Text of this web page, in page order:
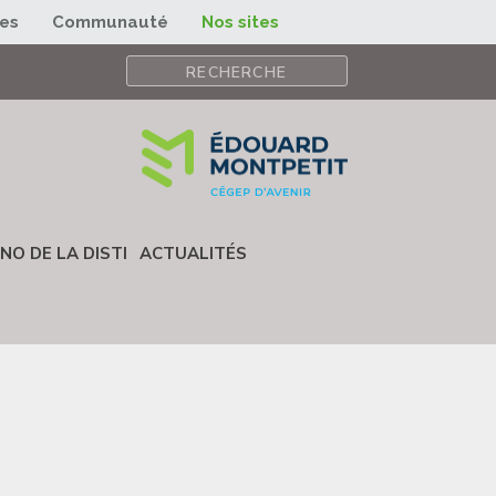
Communauté Nos sites
DE LA DISTI ACTUALITÉS